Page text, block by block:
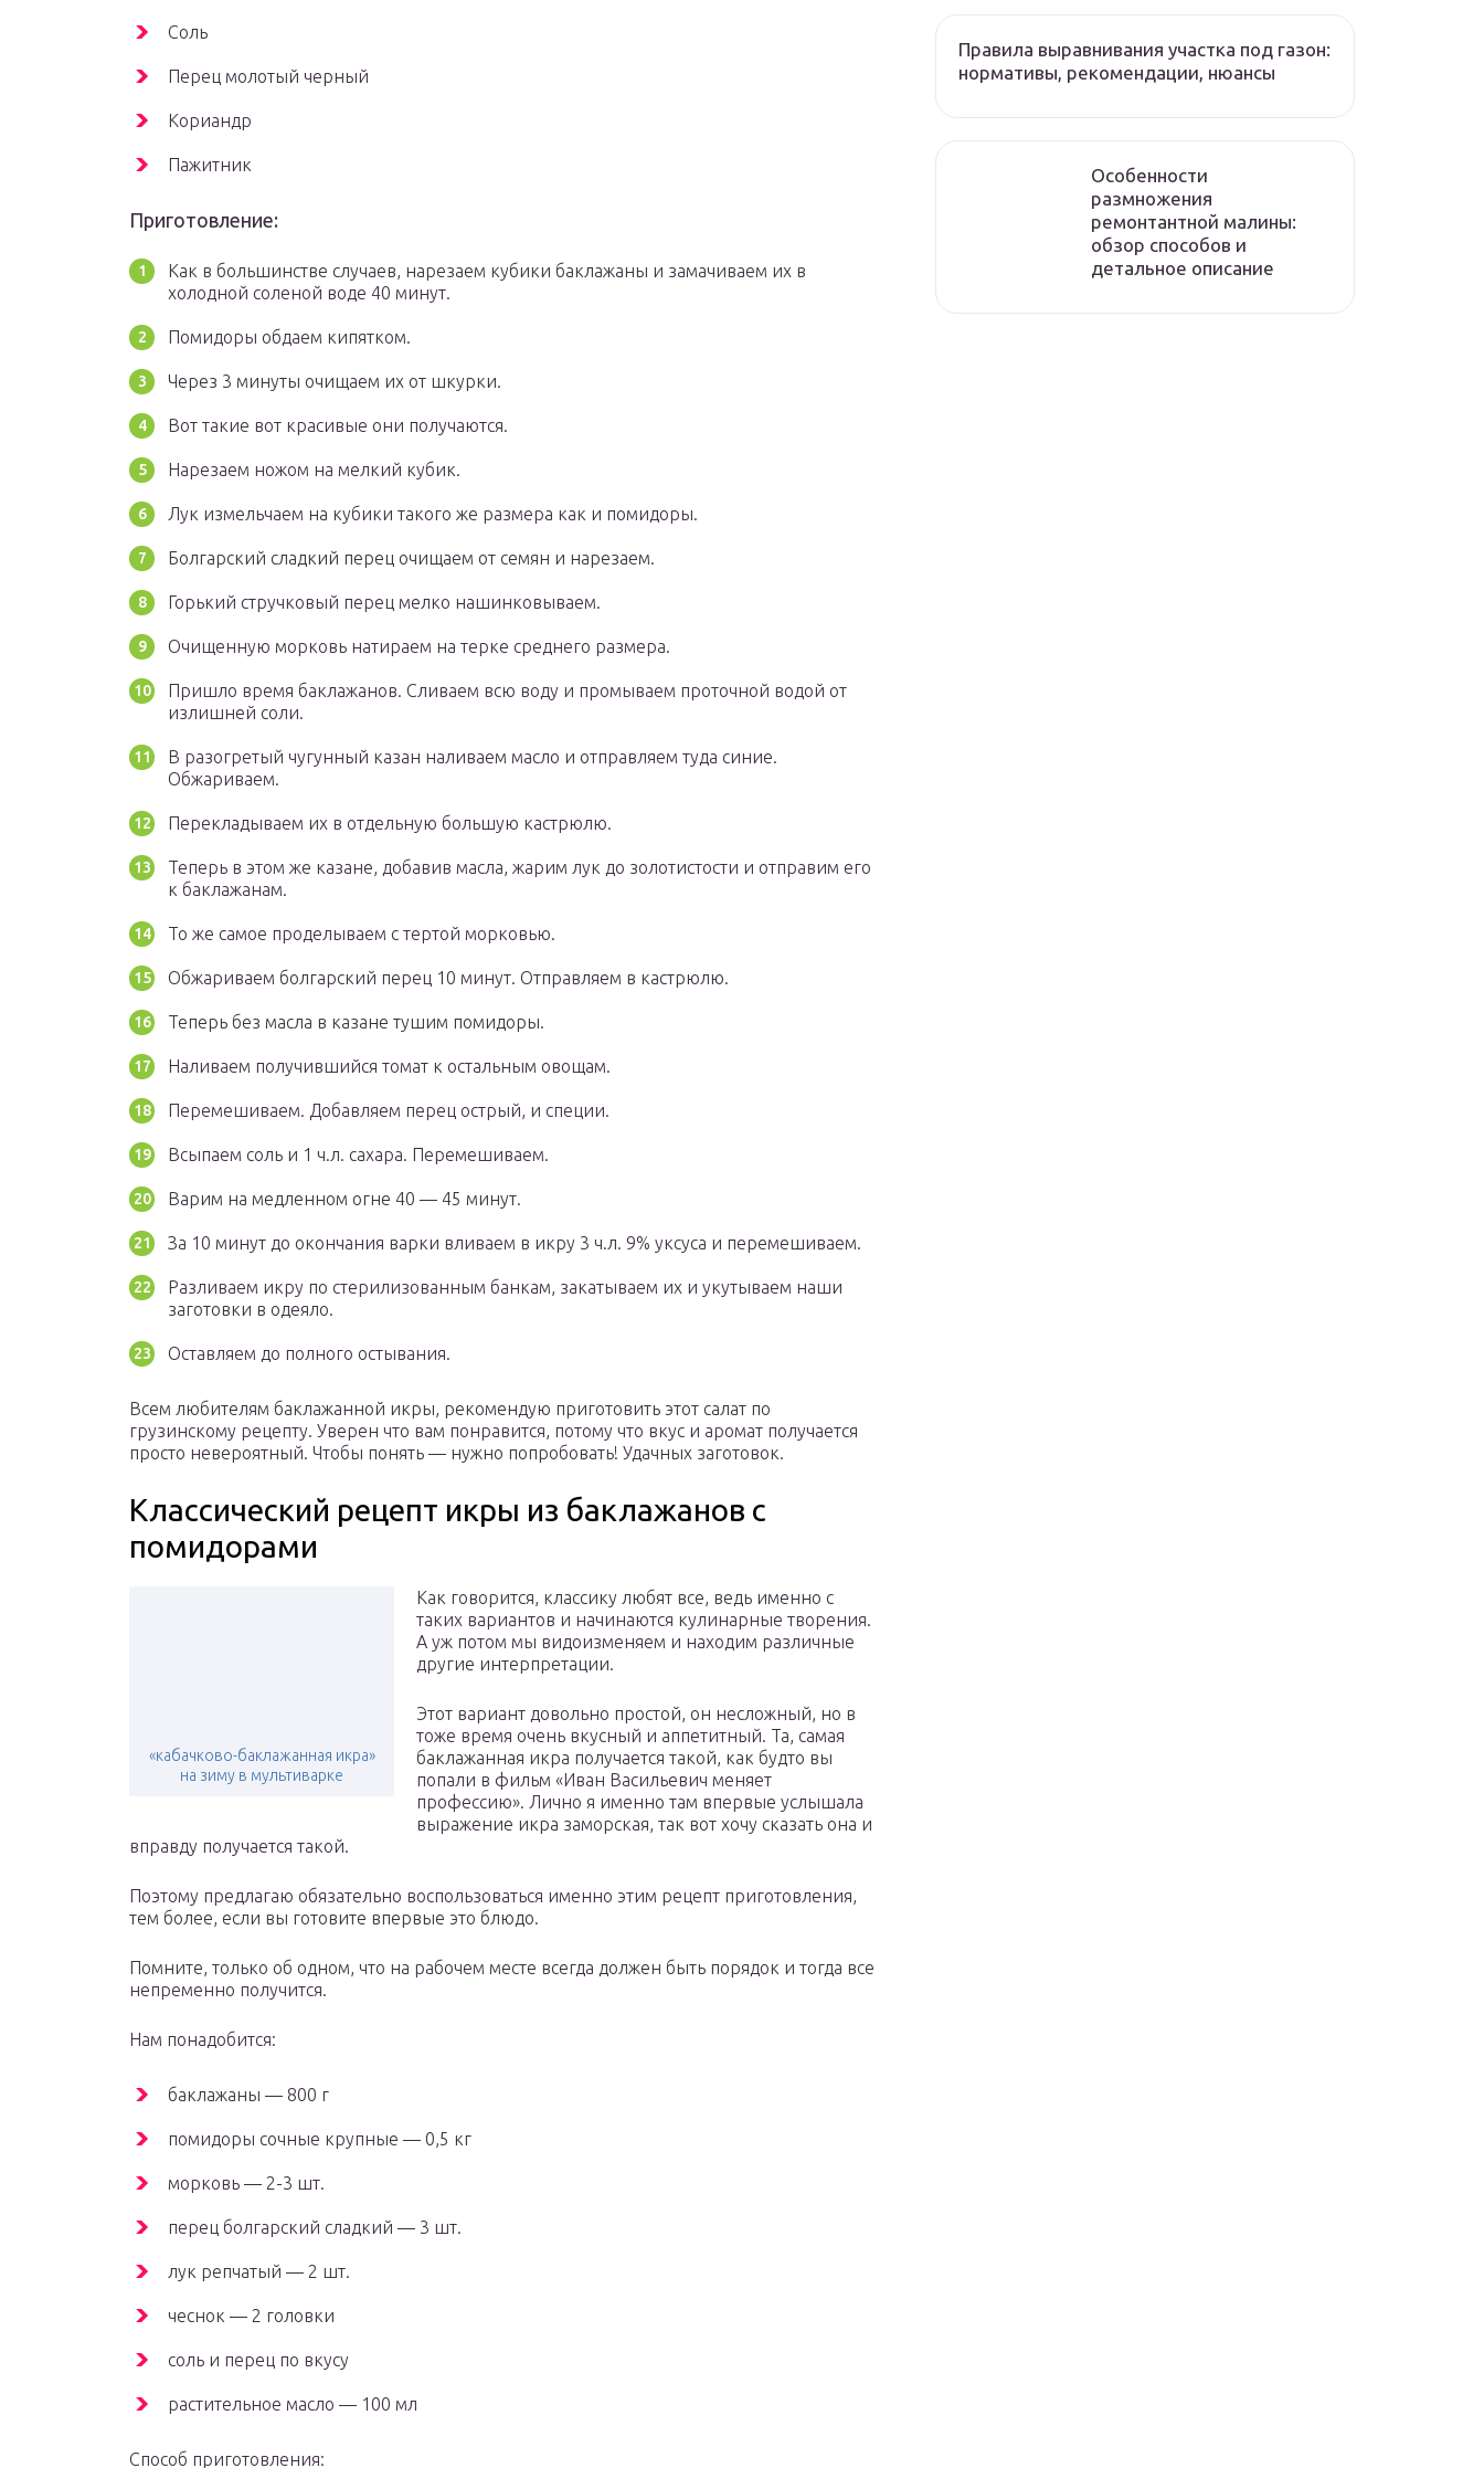
Соль
Перец молотый черный
Кориандр
Пажитник
Приготовление:
Как в большинстве случаев, нарезаем кубики баклажаны и замачиваем их в
холодной соленой воде 40 минут.
Помидоры обдаем кипятком.
Через 3 минуты очищаем их от шкурки.
Вот такие вот красивые они получаются.
Нарезаем ножом на мелкий кубик.
Лук измельчаем на кубики такого же размера как и помидоры.
Болгарский сладкий перец очищаем от семян и нарезаем.
Горький стручковый перец мелко нашинковываем.
Очищенную морковь натираем на терке среднего размера.
Пришло время баклажанов. Сливаем всю воду и промываем проточной водой от
излишней соли.
В разогретый чугунный казан наливаем масло и отправляем туда синие.
Обжариваем.
Перекладываем их в отдельную большую кастрюлю.
Теперь в этом же казане, добавив масла, жарим лук до золотистости и отправим его
к баклажанам.
То же самое проделываем с тертой морковью.
Обжариваем болгарский перец 10 минут. Отправляем в кастрюлю.
Теперь без масла в казане тушим помидоры.
Наливаем получившийся томат к остальным овощам.
Перемешиваем. Добавляем перец острый, и специи.
Всыпаем соль и 1 ч.л. сахара. Перемешиваем.
Варим на медленном огне 40 — 45 минут.
За 10 минут до окончания варки вливаем в икру 3 ч.л. 9% уксуса и перемешиваем.
Разливаем икру по стерилизованным банкам, закатываем их и укутываем наши
заготовки в одеяло.
Оставляем до полного остывания.
Всем любителям баклажанной икры, рекомендую приготовить этот салат по
грузинскому рецепту. Уверен что вам понравится, потому что вкус и аромат получается
просто невероятный. Чтобы понять — нужно попробовать! Удачных заготовок.
Классический рецепт икры из баклажанов с
помидорами
«кабачково-баклажанная икра»
на зиму в мультиварке
Как говорится, классику любят все, ведь именно с
таких вариантов и начинаются кулинарные творения.
А уж потом мы видоизменяем и находим различные
другие интерпретации.
Этот вариант довольно простой, он несложный, но в
тоже время очень вкусный и аппетитный. Та, самая
баклажанная икра получается такой, как будто вы
попали в фильм «Иван Васильевич меняет
профессию». Лично я именно там впервые услышала
выражение икра заморская, так вот хочу сказать она и
вправду получается такой.
Поэтому предлагаю обязательно воспользоваться именно этим рецепт приготовления,
тем более, если вы готовите впервые это блюдо.
Помните, только об одном, что на рабочем месте всегда должен быть порядок и тогда все
непременно получится.
Нам понадобится:
баклажаны — 800 г
помидоры сочные крупные — 0,5 кг
морковь — 2-3 шт.
перец болгарский сладкий — 3 шт.
лук репчатый — 2 шт.
чеснок — 2 головки
соль и перец по вкусу
растительное масло — 100 мл
Способ приготовления:
Правила выравнивания участка под газон:
нормативы, рекомендации, нюансы
Особенности
размножения
ремонтантной малины:
обзор способов и
детальное описание